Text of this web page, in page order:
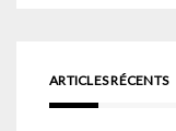
ARTICLES RÉCENTS